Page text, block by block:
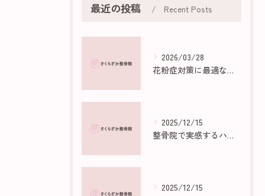
最近の投稿 Recent Posts
2026/03/28
花粉症対策に最適な部屋作りのポイント
2025/12/15
整骨院で実感するハイボルトの効果と仕組み
2025/12/15